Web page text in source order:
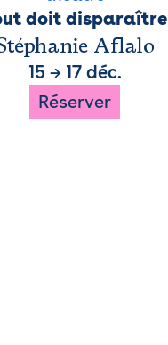
doit disparaître
Aflalo
15 → 17 déc.
Réserver